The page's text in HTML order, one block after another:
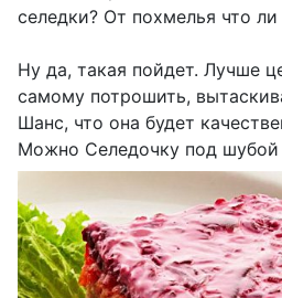
селедки? От похмелья что
Ну да, такая пойдет. Лучше
самому потрошить,
Шанс, что она будет
Можно Селедочку под